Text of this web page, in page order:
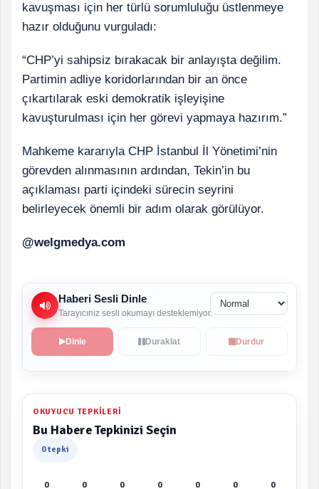
kavuşması için her türlü sorumluluğu üstlenmeye
hazır olduğunu vurguladı:
“CHP’yi sahipsiz bırakacak bir anlayışta değilim.
Partimin adliye koridorlarından bir an önce
çıkartılarak eski demokratik işleyişine
kavuşturulması için her görevi yapmaya hazırım.”
Mahkeme kararıyla CHP İstanbul İl Yönetimi’nin
görevden alınmasının ardından, Tekin’in bu
açıklaması parti içindeki sürecin seyrini
belirleyecek önemli bir adım olarak görülüyor.
@welgmedya.com
Haberi Sesli Dinle
Tarayıcınız sesli okumayı desteklemiyor.
Dinle Duraklat Durdur
OKUYUCU TEPKILERI
Bu Habere Tepkinizi Seçin
0 tepki
0 0 0 0 0 0 0